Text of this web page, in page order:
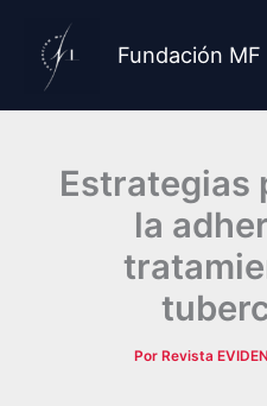
contenido
Fundación MF
Estrategias
la
Por Revista